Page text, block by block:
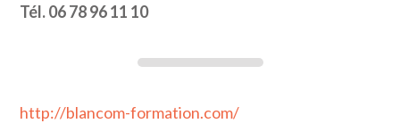
Tél. 06 78 96 11 10
http://blancom-formation.com/